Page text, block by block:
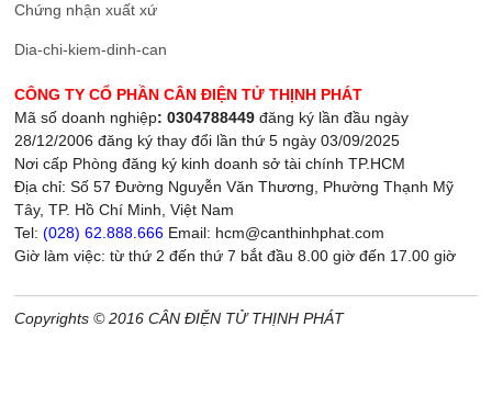
Chứng nhận xuất xứ
Dia-chi-kiem-dinh-can
CÔNG TY CỔ PHẦN CÂN ĐIỆN TỬ THỊNH PHÁT
Mã số doanh nghiệp: 0304788449 đăng ký lần đầu ngày
28/12/2006 đăng ký thay đổi lần thứ 5 ngày 03/09/2025
Nơi cấp Phòng đăng ký kinh doanh sở tài chính TP.HCM
Địa chỉ: Số 57 Đường Nguyễn Văn Thương, Phường Thạnh Mỹ
Tây, TP. Hồ Chí Minh, Việt Nam
Tel:(028) 62.888.666 Email: hcm@canthinhphat.com
Giờ làm việc: từ thứ 2 đến thứ 7 bắt đầu 8.00 giờ đến 17.00 giờ
Copyrights © 2016 CÂN ĐIỆN TỬ THỊNH PHÁT